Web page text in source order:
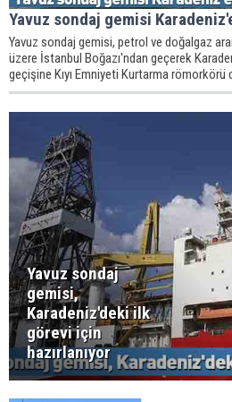
Yavuz sondaj gemisi
Yavuz sondaj gemisi, petrol ve doğalgaz
üzere İstanbul Boğazı'ndan geçerek
geçişine Kıyı Emniyeti Kurtarma römorkörü
Yavuz sondaj
gemisi,
Karadeniz'deki ilk
görevi için
hazırlanıyor